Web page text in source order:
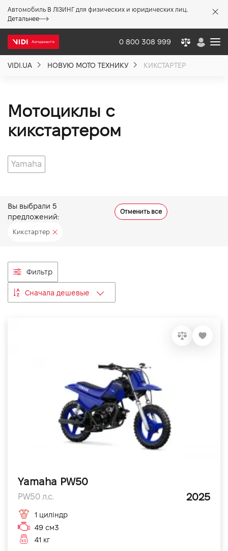
Автомобиль В ЛІЗИНГ для физических и юридических лиц.
Детальнее
0 800 308 999
VIDI.UA НОВУЮ МОТО ТЕХНИКУ КИКСТАРТЕР
Мотоциклы с
кикстартером
Yamaha
Вы выбрали 5
предложений:
Отменить все
Кикстартер
Фильтр
Сначала дешевые
Yamaha PW50
PW50 л.с. 2025
1 циліндр
49 см3
41 кг
Акции %
Новости
Политика качества
Вакансии
VIDI Карьера
Контакты
Підпишись на наш канал та слідкуй за